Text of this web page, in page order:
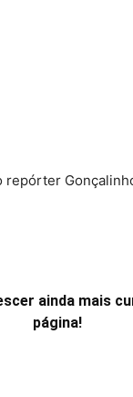
repórter
ainda mais
página!